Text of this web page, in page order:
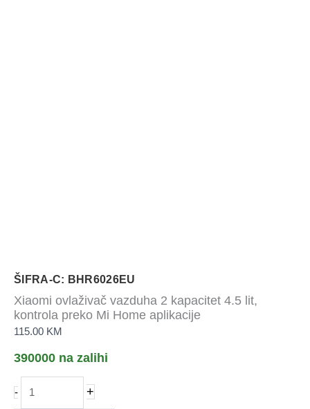
ŠIFRA-C: BHR6026EU
Xiaomi ovlaživač vazduha 2 kapacitet 4.5 lit,
kontrola preko Mi Home aplikacije
115.00 KM
390000 na zalihi
-
ovlaživač
+